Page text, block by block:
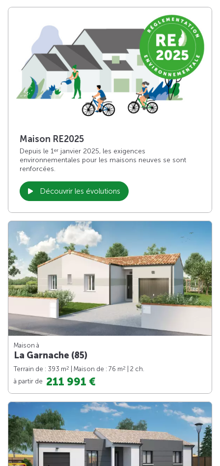
Maison RE2025
Depuis le 1er janvier 2025, les exigences
environnementales pour les maisons neuves se sont
renforcées.
Découvrir les évolutions
Maison à
La Garnache (85)
Terrain de : 393 m2 | Maison de : 76 m2
| 2 ch.
à partir de 211 991 €